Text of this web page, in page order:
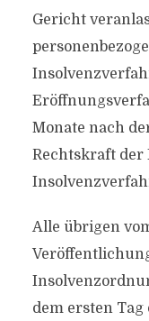
Gericht
Monate nach
Rechtskraft der
Alle übrigen
dem ersten